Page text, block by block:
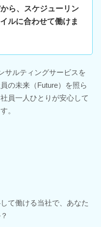
ら、スケジューリン
ルに合わせて働けま
サルティングサービスを
の未来（Future）を照ら
員一人ひとりが安心して
。
て働ける当社で、あなた